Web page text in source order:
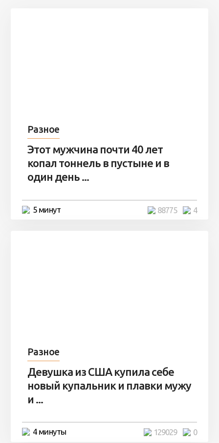
Разное
Этот мужчина почти 40 лет
копал тоннель в пустыне и в
один день ...
5 минут 4
88775
Разное
Девушка из США купила себе
новый купальник и плавки мужу
и ...
4 минуты 0
129029